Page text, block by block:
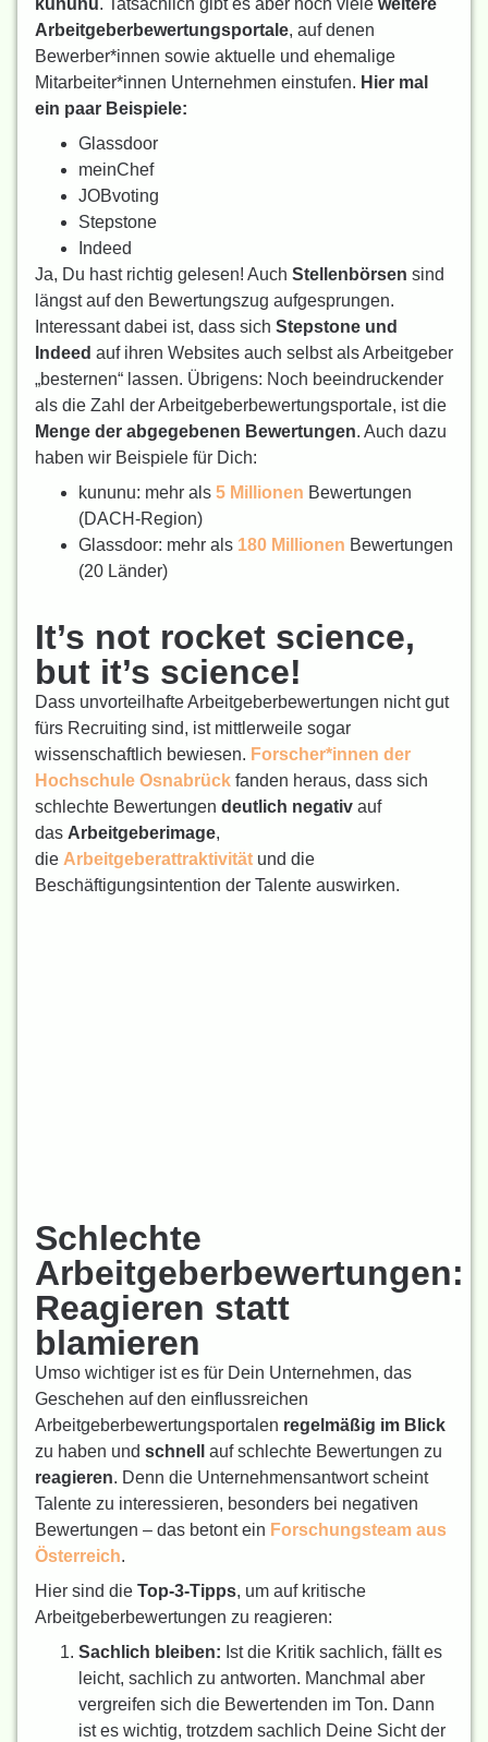
Arbeitgeberbewertungsportale, auf denen
Bewerber*innen sowie aktuelle und ehemalige
Mitarbeiter*innen Unternehmen einstufen. Hier mal
ein paar Beispiele:
Glassdoor
meinChef
JOBvoting
Stepstone
Indeed
Ja, Du hast richtig gelesen! Auch Stellenbörsen sind
längst auf den Bewertungszug aufgesprungen.
Interessant dabei ist, dass sich Stepstone und
Indeed auf ihren Websites auch selbst als Arbeitgeber
„besternen“ lassen. Übrigens: Noch beeindruckender
als die Zahl der Arbeitgeberbewertungsportale, ist die
Menge der abgegebenen Bewertungen. Auch dazu
haben wir Beispiele für Dich:
kununu: mehr als 5 Millionen Bewertungen
(DACH-Region)
Glassdoor: mehr als 180 Millionen Bewertungen
(20 Länder)
It’s not rocket science,
but it’s science!
Dass unvorteilhafte Arbeitgeberbewertungen nicht gut
fürs Recruiting sind, ist mittlerweile sogar
wissenschaftlich bewiesen. Forscher*innen der
Hochschule Osnabrück fanden heraus, dass sich
schlechte Bewertungen deutlich negativ auf
das Arbeitgeberimage,
die Arbeitgeberattraktivität und die
Beschäftigungsintention der Talente auswirken.
Schlechte
Arbeitgeberbewertungen:
Reagieren statt
blamieren
Umso wichtiger ist es für Dein Unternehmen, das
Geschehen auf den einflussreichen
Arbeitgeberbewertungsportalen regelmäßig im Blick
zu haben und schnell auf schlechte Bewertungen zu
reagieren. Denn die Unternehmensantwort scheint
Talente zu interessieren, besonders bei negativen
Bewertungen – das betont ein Forschungsteam aus
Österreich.
Hier sind die Top-3-Tipps, um auf kritische
Arbeitgeberbewertungen zu reagieren:
Sachlich bleiben: Ist die Kritik sachlich, fällt es
leicht, sachlich zu antworten. Manchmal aber
vergreifen sich die Bewertenden im Ton. Dann
ist es wichtig, trotzdem sachlich Deine Sicht der